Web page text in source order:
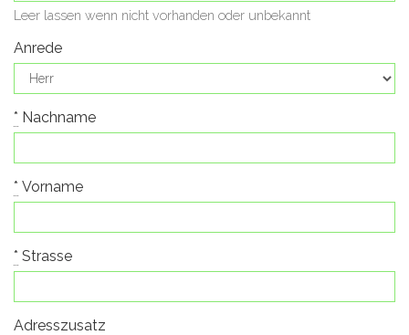
Leer lassen wenn nicht vorhanden oder unbekannt
Anrede
* Nachname
* Vorname
* Strasse
Adresszusatz